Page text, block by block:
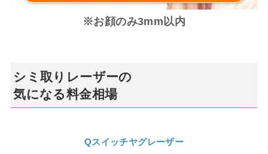
※お顔のみ3mm以内
シミ取りレーザーの
気になる料金相場
Qスイッチヤグレーザー